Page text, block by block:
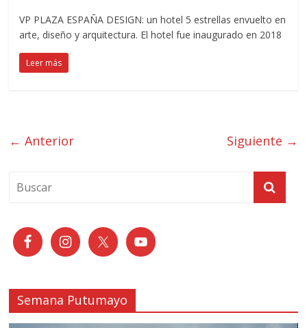
VP PLAZA ESPAÑA DESIGN: un hotel 5 estrellas envuelto en
arte, diseño y arquitectura. El hotel fue inaugurado en 2018
Leer más
← Anterior Siguiente →
Semana Putumayo